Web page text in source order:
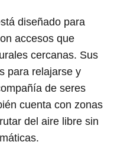
diseñado para
accesos que
cercanas. Sus
para relajarse y
de seres
cuenta con zonas
del aire libre sin